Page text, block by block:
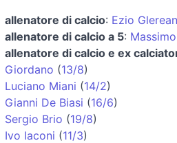
allenatore di calcio: Ezio Glerean
allenatore di calcio a 5:
allenatore di calcio e ex
Giordano (13/8)
Luciano Miani (14/2)
Gianni De Biasi (16/6)
Sergio Brio (19/8)
Ivo Iaconi (11/3)